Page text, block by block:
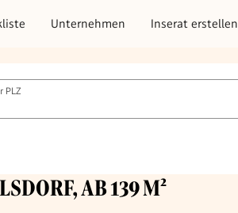
Unternehmen Inserat erstellen
PLZ
AB 139 M²